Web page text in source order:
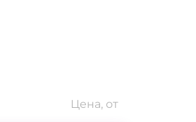
Цена, от